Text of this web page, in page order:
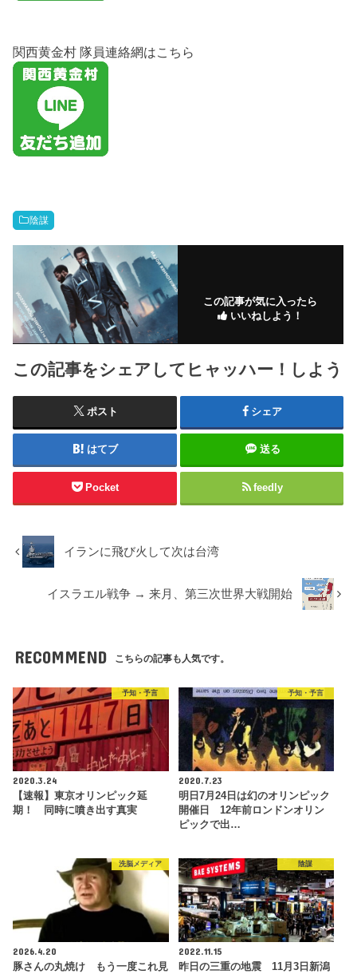
関西黄金村 隊員連絡網はこちら
陰謀
この記事が気に入ったら
いいねしよう！
この記事をシェアしてヒャッハー！しよう
ポスト シェア
はてブ 送る
Pocket feedly
イランに飛び火して次は台湾
イスラエル戦争 → 来月、第三次世界大戦開始
RECOMMEND こちらの記事も人気です。
予知・予言
2020.3.24
【速報】東京オリンピック延
期！ 同時に噴き出す真実
予知・予言
2020.7.23
明日7月24日は幻のオリンピック
開催日 12年前ロンドンオリン
ピックで出…
洗脳メディア
2026.4.20
豚さんの丸焼け もう一度これ見
陰謀
2022.11.15
昨日の三重の地震 11月3日新潟